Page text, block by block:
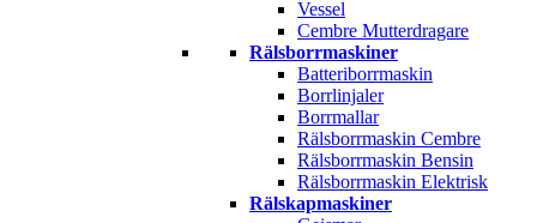
Vessel
Cembre Mutterdragare
Rälsborrmaskiner
Batteriborrmaskin
Borrlinjaler
Borrmallar
Rälsborrmaskin Cembre
Rälsborrmaskin Bensin
Rälsborrmaskin Elektrisk
Rälskapmaskiner